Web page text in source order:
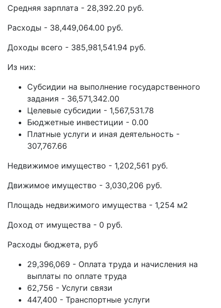
Средняя зарплата - 28,392.20 руб.
Расходы - 38,449,064.00 руб.
Доходы всего - 385,981,541.94 руб.
Из них:
Субсидии на выполнение государственного
задания - 36,571,342.00
Целевые субсидии - 1,567,531.78
Бюджетные инвестиции - 0.00
Платные услуги и иная деятельность -
307,767.66
Недвижимое имущество - 1,202,561 руб.
Движимое имущество - 3,030,206 руб.
Площадь недвижимого имущества - 1,254 м2
Доход от имущества - 0 руб.
Расходы бюджета, руб
29,396,069 - Оплата труда и начисления на
выплаты по оплате труда
62,756 - Услуги связи
447,400 - Транспортные услуги